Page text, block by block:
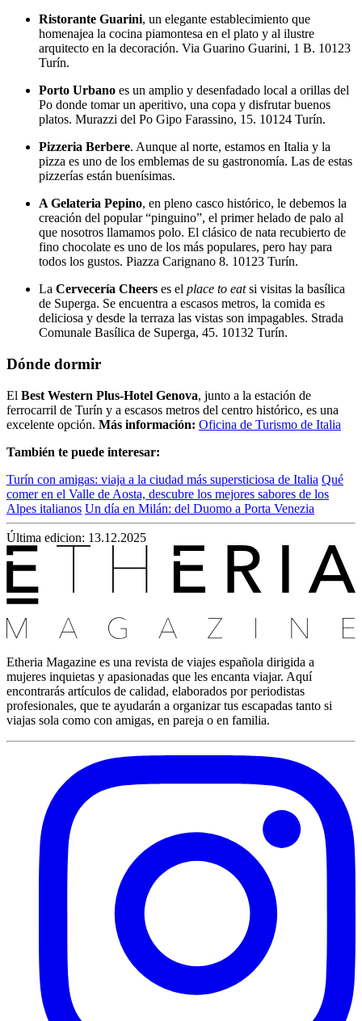
Ristorante Guarini, un elegante establecimiento que
homenajea la cocina piamontesa en el plato y al ilustre
arquitecto en la decoración. Via Guarino Guarini, 1 B. 10123
Turín.
Porto Urbano es un amplio y desenfadado local a orillas del
Po donde tomar un aperitivo, una copa y disfrutar buenos
platos. Murazzi del Po Gipo Farassino, 15. 10124 Turín.
Pizzeria Berbere. Aunque al norte, estamos en Italia y la
pizza es uno de los emblemas de su gastronomía. Las de estas
pizzerías están buenísimas.
A Gelateria Pepino, en pleno casco histórico, le debemos la
creación del popular “pinguino”, el primer helado de palo al
que nosotros llamamos polo. El clásico de nata recubierto de
fino chocolate es uno de los más populares, pero hay para
todos los gustos. Piazza Carignano 8. 10123 Turín.
La Cervecería Cheers es el place to eatsi visitas la basílica
de Superga. Se encuentra a escasos metros, la comida es
deliciosa y desde la terraza las vistas son impagables. Strada
Comunale Basílica de Superga, 45. 10132 Turín.
Dónde dormir
El Best Western Plus-Hotel Genova, junto a la estación de
ferrocarril de Turín y a escasos metros del centro histórico, es una
excelente opción. Más información: Oficina de Turismo de Italia
También te puede interesar:
Turín con amigas: viaja a la ciudad más supersticiosa de Italia Qué
comer en el Valle de Aosta, descubre los mejores sabores de los
Alpes italianos Un día en Milán: del Duomo a Porta Venezia
Última edicion: 13.12.2025
Etheria Magazine es una revista de viajes española dirigida a
mujeres inquietas y apasionadas que les encanta viajar. Aquí
encontrarás artículos de calidad, elaborados por periodistas
profesionales, que te ayudarán a organizar tus escapadas tanto si
viajas sola como con amigas, en pareja o en familia.